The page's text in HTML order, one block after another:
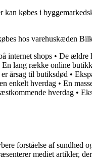
kan købes i
hos varehuskæden
internet shops • De ældre
En lang række online
årsag til butiksdød •
enkelt hverdag • En
hverdag •
forståelse af
mediet artikler,